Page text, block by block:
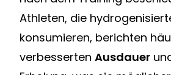
Athleten, die
konsumieren, berichten
verbessertenAusdauer